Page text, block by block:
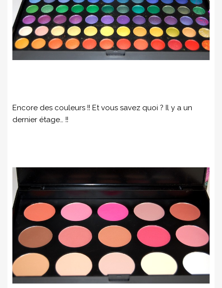
Encore des couleurs !! Et vous savez quoi ? Il y a un
dernier étage… !!